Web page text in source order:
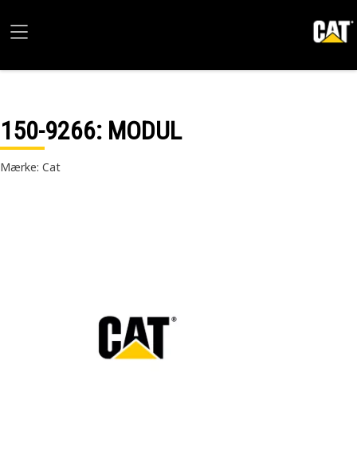
150-9266: MODUL
Mærke: Cat